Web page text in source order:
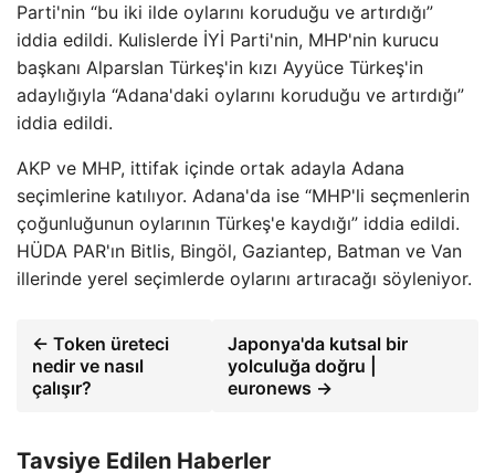
Parti'nin “bu iki ilde oylarını koruduğu ve artırdığı”
iddia edildi. Kulislerde İYİ Parti'nin, MHP'nin kurucu
başkanı Alparslan Türkeş'in kızı Ayyüce Türkeş'in
adaylığıyla “Adana'daki oylarını koruduğu ve artırdığı”
iddia edildi.
AKP ve MHP, ittifak içinde ortak adayla Adana
seçimlerine katılıyor. Adana'da ise “MHP'li seçmenlerin
çoğunluğunun oylarının Türkeş'e kaydığı” iddia edildi.
HÜDA PAR'ın Bitlis, Bingöl, Gaziantep, Batman ve Van
illerinde yerel seçimlerde oylarını artıracağı söyleniyor.
← Token üreteci
nedir ve nasıl
çalışır?
Japonya'da kutsal bir
yolculuğa doğru |
euronews →
Tavsiye Edilen Haberler